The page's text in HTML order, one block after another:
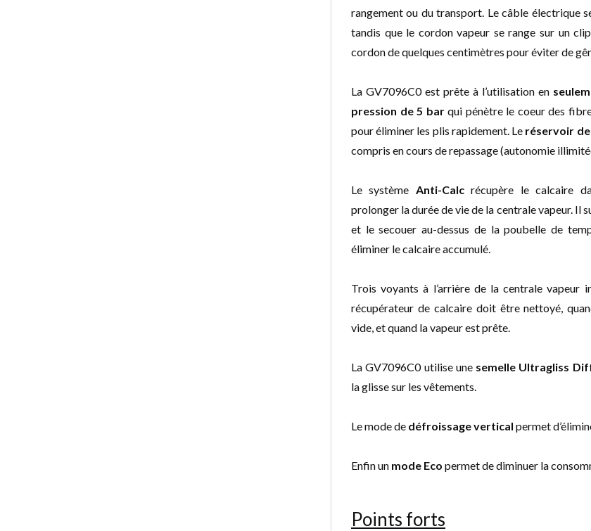
rangement ou du transport. Le câble électrique
tandis que le cordon vapeur se range sur un
cordon de quelques centimètres pour éviter de
La GV7096C0 est prête à l’utilisation en
pression de 5 barqui pénètre le coeur des
pour éliminer les plis rapidement. Le réservoir de
compris en cours de repassage (autonomie
Le système Anti-Calcrécupère le calcaire
prolonger la durée de vie de la centrale vapeur. Il
et le secouer au-dessus de la poubelle de
éliminer le calcaire accumulé.
Trois voyants à l’arrière de la centrale vapeur
récupérateur de calcaire doit être nettoyé,
vide, et quand la vapeur est prête.
La GV7096C0 utilise une semelle Ultragliss
la glisse sur les vêtements.
Le mode de défroissage vertical permet
Enfin un mode Eco permet de diminuer la
Points forts